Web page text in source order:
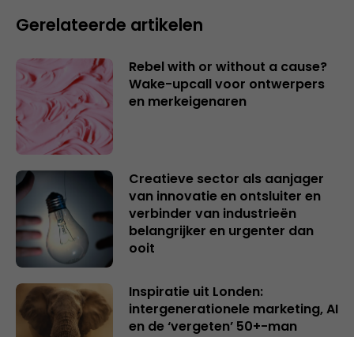
Gerelateerde artikelen
Rebel with or without a cause?
Wake-upcall voor ontwerpers
en merkeigenaren
Creatieve sector als aanjager
van innovatie en ontsluiter en
verbinder van industrieën
belangrijker en urgenter dan
ooit
Inspiratie uit Londen:
intergenerationele marketing, AI
en de ‘vergeten’ 50+-man